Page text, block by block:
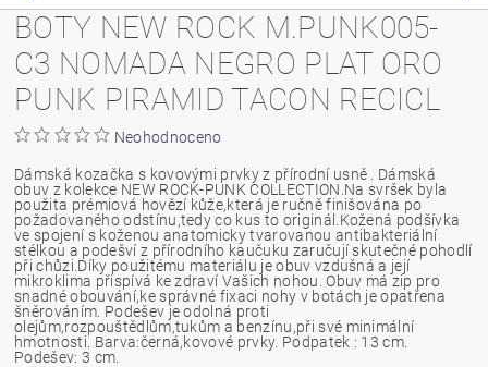
BOTY NEW ROCK M.PUNK005-
C3 NOMADA NEGRO PLAT ORO
PUNK PIRAMID TACON RECICL
Neohodnoceno
Dámská kozačka s kovovými prvky z přírodní usně . Dámská
obuv z kolekce NEW ROCK-PUNK COLLECTION.Na svršek byla
použita prémiová hovězí kůže,která je ručně finišována po
požadovaného odstínu,tedy co kus to originál.Kožená podšívka
ve spojení s koženou anatomicky tvarovanou antibakteriální
stélkou a podešví z přírodního kaučuku zaručují skutečné pohodlí
při chůzi.Díky použitému materiálu je obuv vzdušná a její
mikroklima přispívá ke zdraví Vašich nohou. Obuv má zip pro
snadné obouvání,ke správné fixaci nohy v botách je opatřena
šněrováním. Podešev je odolná proti
olejům,rozpouštědlům,tukům a benzínu,při své minimální
hmotnosti. Barva:černá,kovové prvky. Podpatek : 13 cm.
Podešev: 3 cm.